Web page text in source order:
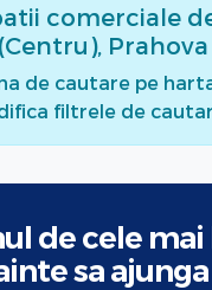
comerciale
Prahova
de cautare pe
filtrele de
de cele mai
sa